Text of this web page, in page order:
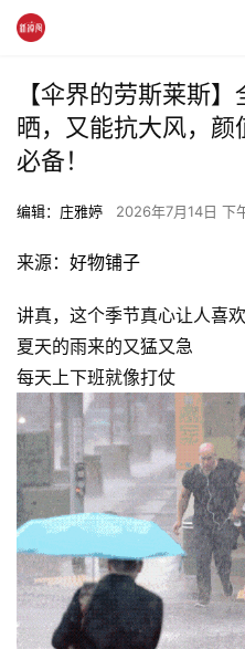
【伞界的劳斯莱斯
晒，又能抗大风，
必备！
编辑：庄雅婷 2026年7月14日 下
来源： 好物铺子
讲真，这个季节真心让人喜
夏天的雨来的又猛又急
每天上下班就像打仗